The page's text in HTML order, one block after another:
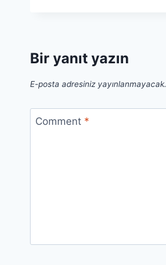
Bir yanıt yazın
E-posta adresiniz yayınlanmayacak.
Comment *